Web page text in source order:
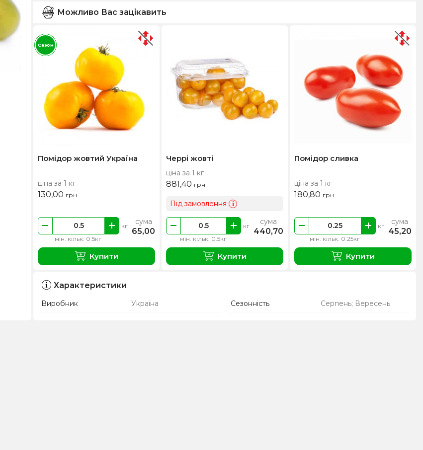
Можливо Вас зацікавить
Помідор жовтий Україна
ціна за 1 кг
130,00 грн
мін. кільк. 0.5кг
кг сума
65,00
Купити
Сезон
Черрі жовті
ціна за 1 кг
881,40 грн
Під замовлення i
мін. кільк. 0.5кг
кг сума
440,70
Купити
Помідор сливка
ціна за 1 кг
180,80 грн
мін. кільк. 0.25кг
кг сума
45,20
Купити
Характеристики
Виробник Україна Сезонність Серпень; Вересень